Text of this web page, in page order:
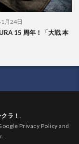
月24日
15 周年！「大戦 本
ラ！ .
Privacy Policy and